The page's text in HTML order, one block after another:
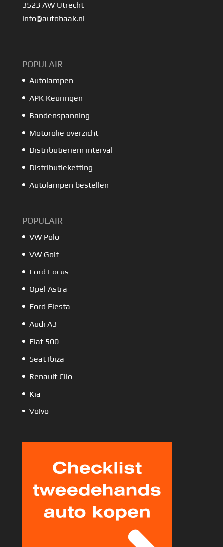
3523 AW Utrecht
info@autobaak.nl
POPULAIR
Autolampen
APK Keuringen
Bandenspanning
Motorolie overzicht
Distributieriem interval
Distributieketting
Autolampen bestellen
POPULAIR
VW Polo
VW Golf
Ford Focus
Opel Astra
Ford Fiesta
Audi A3
Fiat 500
Seat Ibiza
Renault Clio
Kia
Volvo